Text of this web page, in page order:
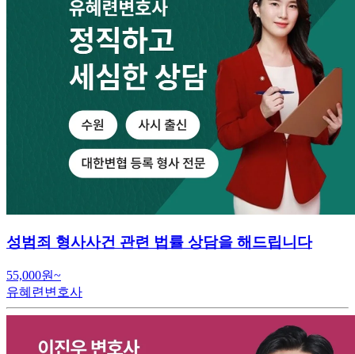
성범죄 형사사건 관련 법률 상담을 해드립니다
55,000원~
유혜련변호사